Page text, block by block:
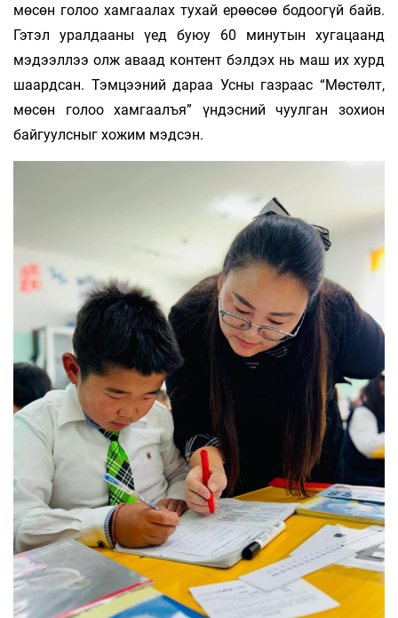
мөсөн голоо хамгаалах тухай ерөөсөө бодоогүй байв.
Гэтэл уралдааны үед буюу 60 минутын хугацаанд
мэдээллээ олж аваад контент бэлдэх нь маш их хурд
шаардсан. Тэмцээний дараа Усны газраас “Мөстөлт,
мөсөн голоо хамгаалъя” үндэсний чуулган зохион
байгуулсныг хожим мэдсэн.